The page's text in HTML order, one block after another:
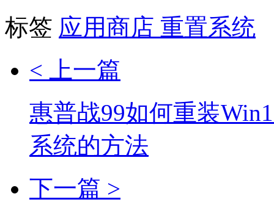
标签 应用商店 重置系统
< 上一篇
惠普战99如何重装
系统的方法
下一篇 >